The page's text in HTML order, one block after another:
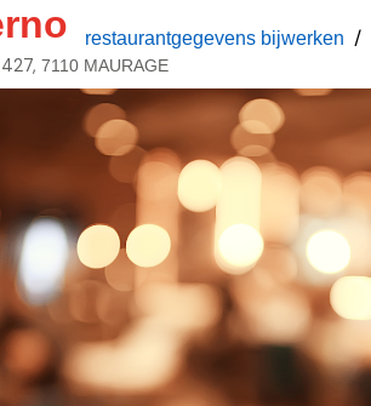
restaurantgegevens bijwerken /
427 7110 MAURAGE